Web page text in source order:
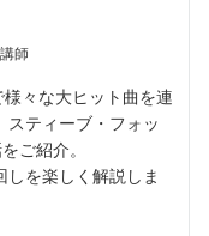
師
々な大ヒット曲を連
スティーブ・フォッ
ご紹介。
しを楽しく解説しま